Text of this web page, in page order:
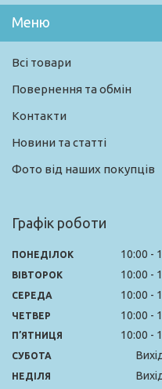
Всі товари
Повернення та обмін
Контакти
Новини та статті
Фото від наших покупців
Графік роботи
ПОНЕДІЛОК 10:00
ВІВТОРОК 10:00
СЕРЕДА 10:00
ЧЕТВЕР 10:00
ПʼЯТНИЦЯ 10:00
СУБОТА
НЕДІЛЯ